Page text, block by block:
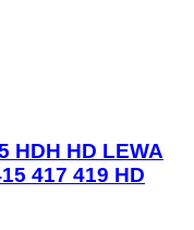
HDH HD LEWA
417 419 HD